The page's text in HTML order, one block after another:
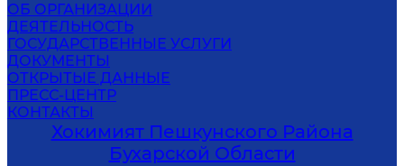
ОБ ОРГАНИЗАЦИИ
ДЕЯТЕЛЬНОСТЬ
ГОСУДАРСТВЕННЫЕ УСЛУГИ
ДОКУМЕНТЫ
ОТКРЫТЫЕ ДАННЫЕ
ПРЕСС-ЦЕНТР
КОНТАКТЫ
Хокимият Пешкунского Района
Бухарской Области